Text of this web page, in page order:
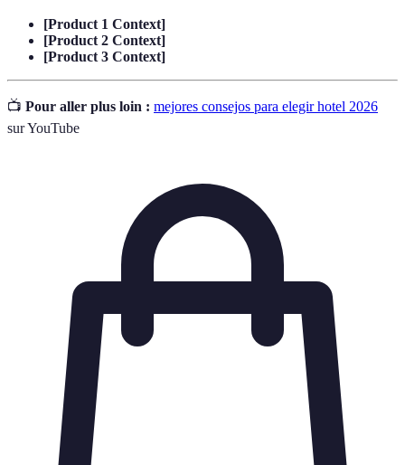
[Product 1 Context]
[Product 2 Context]
[Product 3 Context]
📺 Pour aller plus loin : mejores consejos para elegir hotel 2026
sur YouTube